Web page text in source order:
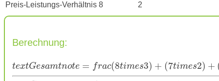
Preis-Leistungs-Verhältnis 8 2
Berechnung:
textGesamtnote = frac(8times3) + (7times2) +